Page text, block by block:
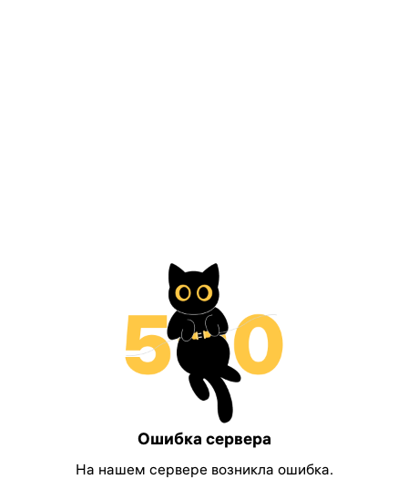
Ошибка сервера
На нашем сервере возникла ошибка.